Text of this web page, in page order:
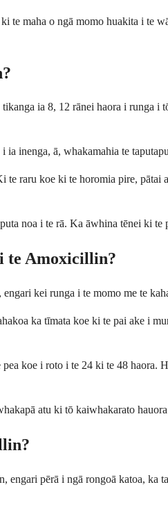
te maha o ngā momo huakita i te
ia 8, 12 rānei haora i runga
inenga, ā, whakamahia te
te raru koe ki te horomia pire,
noa i te rā. Ka āwhina tēnei ki
i te Amoxicillin?
kei runga i te momo me te
ka tīmata koe ki te pai ake i
koe i roto i te 24 ki te 48
atu ki tō kaiwhakarato
pērā i ngā rongoā katoa, ka